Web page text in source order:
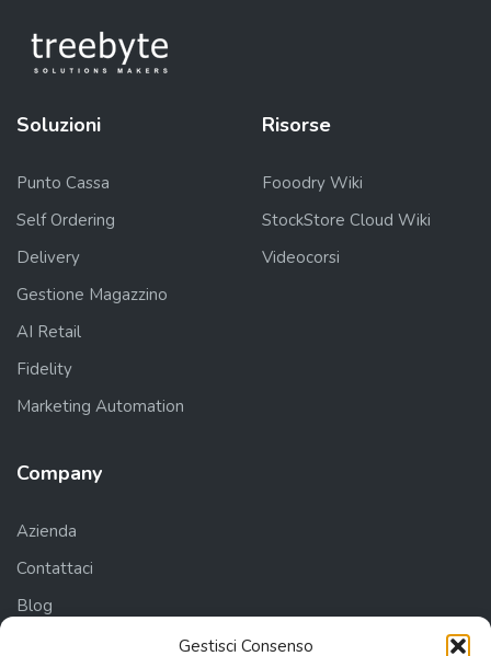
Gestisci Consenso
Soluzioni
Punto Cassa
Self Ordering
Delivery
Gestione Magazzino
AI Retail
Fidelity
Marketing Automation
Risorse
Fooodry Wiki
StockStore Cloud Wiki
Videocorsi
Company
Azienda
Contattaci
Blog